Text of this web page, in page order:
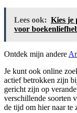
Lees ook: Kies je
voor
Ontdek mijn andere
Je kunt ook online
actief betrokken zijn
gericht zijn op
verschillende soorten
de tijd om hier naar te